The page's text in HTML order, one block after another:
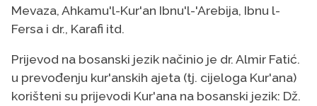
Mevaza, Ahkamu'l-Kur'an Ibnu'l-'Arebija, Ibnu l-
Fersa i dr., Karafi itd.
Prijevod na bosanski jezik načinio je dr. Almir Fatić.
u prevođenju kur'anskih ajeta (tj. cijeloga Kur'ana)
korišteni su prijevodi Kur'ana na bosanski jezik: Dž.